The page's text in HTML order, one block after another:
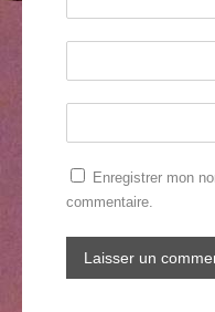
Enregistrer mon
commentaire.